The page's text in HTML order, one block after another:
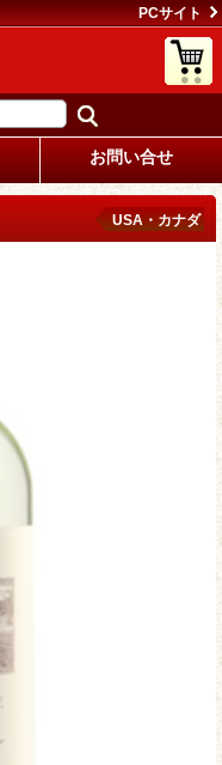
PCサイト
お問い合せ
USA・カナダ